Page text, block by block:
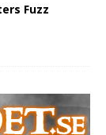
Fuzz